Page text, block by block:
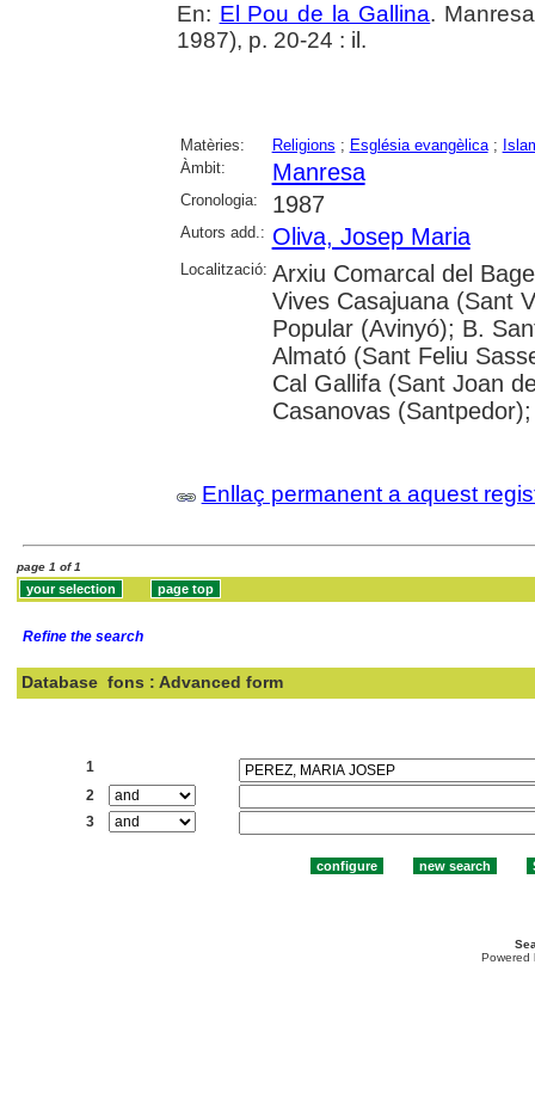
En: El Pou de la Gallina.
1987), p. 20-24 : il.
Matèries: Religions ; Església evangèlica;
Àmbit:
Manresa
Cronologia: 1987
Autors add.: Oliva, Josep Maria
Localització: Arxiu Comarcal del
Vives Casajuana (Sant
Popular (Avinyó); B.
Almató (Sant Feliu
Cal Gallifa (Sant Joan
Casanovas
Enllaç permanent a aquest
page 1 of 1
Refine the search
Database fons : Advanced form
1
2
3
Powered